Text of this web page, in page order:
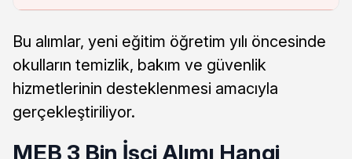
Bu alımlar, yeni eğitim öğretim yılı öncesinde
okulların temizlik, bakım ve güvenlik
hizmetlerinin desteklenmesi amacıyla
gerçekleştiriliyor.
MEB 3 Bin İşçi Alımı Hangi